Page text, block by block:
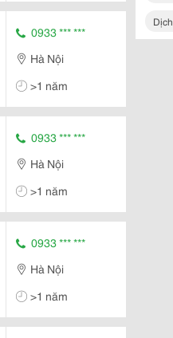
0933 *** ***
Hà Nội
>1 năm
0933 *** ***
Hà Nội
>1 năm
0933 *** ***
Hà Nội
>1 năm